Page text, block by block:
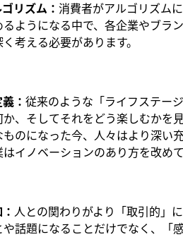
リズム： 消費者がアルゴリズム
ようになる中で、各企業やブラ
考える必要があります。
義 ： 従来のような「ライフステー
か、そしてそれをどう楽しむかを
ものになった今、人々はより深い
イノベーションのあり方を改め
： 人との関わりがより「取引的」
や話題になることだけでなく、「